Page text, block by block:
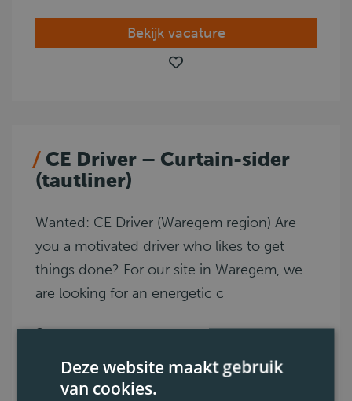
Bekijk vacature
CE Driver – Curtain-sider
(tautliner)
Wanted: CE Driver (Waregem region) Are
you a motivated driver who likes to get
things done? For our site in Waregem, we
are looking for an energetic c
Code 95
0.4. Distributie
Deze website maakt gebruik
van cookies.